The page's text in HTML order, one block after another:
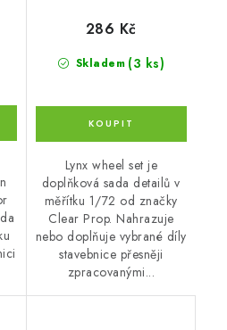
Skladem (3 ks)
286 Kč
Lynx wheel set je
doplňková sada detailů v
měřítku 1/72 od značky
Clear Prop. Nahrazuje
nebo doplňuje vybrané díly
stavebnice přesněji
zpracovanými...